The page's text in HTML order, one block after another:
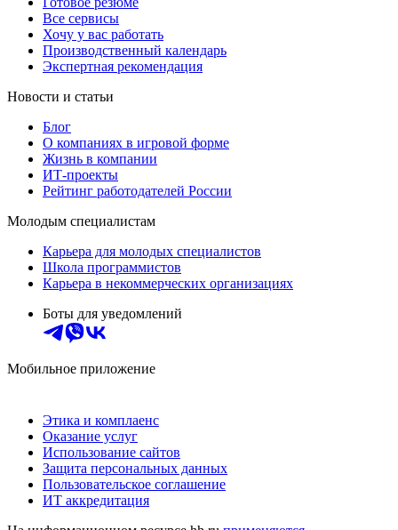
Все сервисы
Хочу у вас работать
Производственный календарь
Экспертная рекомендация
Новости и статьи
Блог
О компаниях в игровой форме
Жизнь в компании
ИТ-проекты
Рейтинг работодателей России
Молодым специалистам
Карьера для молодых специалистов
Школа программистов
Карьера в некоммерческих организациях
Боты для уведомлений
Мобильное приложение
Этика и комплаенс
Оказание услуг
Использование сайтов
Защита персональных данных
Пользовательское соглашение
ИТ аккредитация